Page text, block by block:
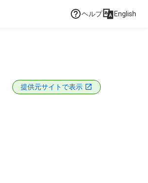
ヘルプ English
提供元サイトで表示